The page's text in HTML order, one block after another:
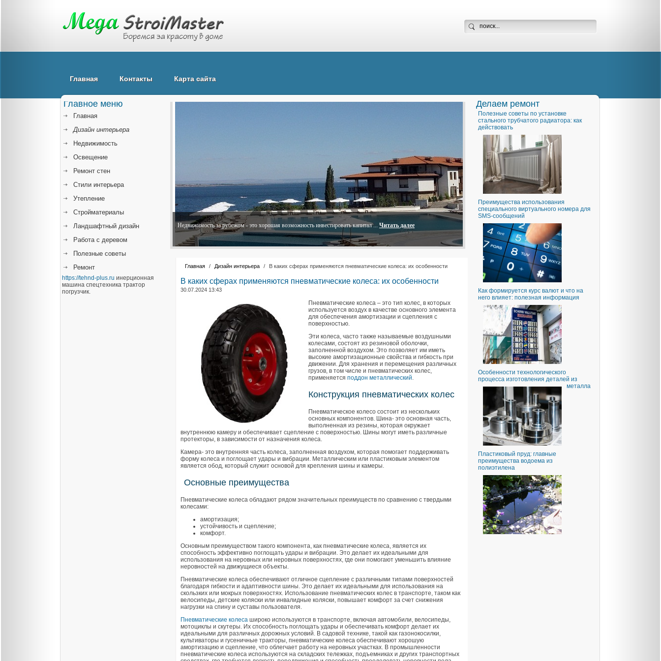
Главная Контакты Карта сайта
Недвижимость за рубежом - это хорошая возможность инвестировать капитал ... Читать далее
Главная / Дизайн интерьера / В каких сферах применяются пневматические колеса: их особенности
В каких сферах применяются пневматические колеса: их особенности
30.07.2024 13:43
Пневматические колеса – это тип колес, в которых
используется воздух в качестве основного элемента
для обеспечения амортизации и сцепления с
поверхностью.
Эти колеса, часто также называемые воздушными
колесами, состоят из резиновой оболочки,
заполненной воздухом. Это позволяет им иметь
высокие амортизационные свойства и гибкость при
движении. Для хранения и перемещения различных
грузов, в том числе и пневматических колес,
применяется поддон металлический.
Конструкция пневматических колес
Пневматическое колесо состоит из нескольких
основных компонентов. Шина- это основная часть,
выполненная из резины, которая окружает
внутреннюю камеру и обеспечивает сцепление с поверхностью. Шины могут иметь различные
протекторы, в зависимости от назначения колеса.
Камера- это внутренняя часть колеса, заполненная воздухом, которая помогает поддерживать
форму колеса и поглощает удары и вибрации. Металлическим или пластиковым элементом
является обод, который служит основой для крепления шины и камеры.
Основные преимущества
Пневматические колеса обладают рядом значительных преимуществ по сравнению с твердыми
колесами:
амортизация;
устойчивость и сцепление;
комфорт.
Основным преимуществом такого компонента, как пневматические колеса, является их
способность эффективно поглощать удары и вибрации. Это делает их идеальными для
использования на неровных или неровных поверхностях, где они помогают уменьшить влияние
неровностей на движущиеся объекты.
Пневматические колеса обеспечивают отличное сцепление с различными типами поверхностей
благодаря гибкости и адаптивности шины. Это делает их идеальными для использования на
скользких или мокрых поверхностях. Использование пневматических колес в транспорте, таком как
велосипеды, детские коляски или инвалидные коляски, повышает комфорт за счет снижения
нагрузки на спину и суставы пользователя.
Пневматические колеса широко используются в транспорте, включая автомобили, велосипеды,
мотоциклы и скутеры. Их способность поглощать удары и обеспечивать комфорт делает их
идеальными для различных дорожных условий. В садовой технике, такой как газонокосилки,
культиваторы и гусеничные тракторы, пневматические колеса обеспечивают хорошую
амортизацию и сцепление, что облегчает работу на неровных участках. В промышленности
пневматические колеса используются на складских тележках, подъемниках и других транспортных
Главное меню
Главная
Дизайн интерьера
Недвижимость
Освещение
Ремонт стен
Стили интерьера
Утепление
Стройматериалы
Ландшафтный дизайн
Работа с деревом
Полезные советы
Ремонт
https://tehnd-plus.ru инерционная
машина спецтехника трактор
погрузчик.
Делаем ремонт
Полезные советы по установке
стального трубчатого радиатора: как
действовать
Преимущества использования
специального виртуального номера для
SMS-сообщений
Как формируется курс валют и что на
него влияет: полезная информация
Особенности технологического
процесса изготовления деталей из
металла
Пластиковый пруд: главные
преимущества водоема из
полиэтилена